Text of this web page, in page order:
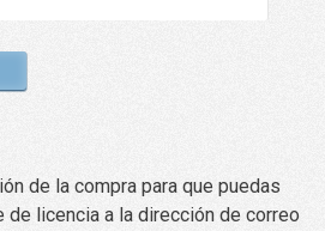
de la compra para que puedas
licencia a la dirección de correo